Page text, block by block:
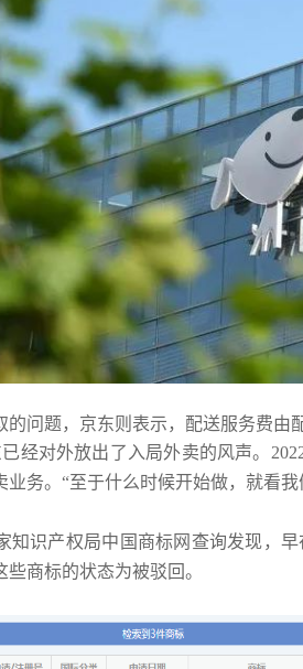
的问题，京东则表示，配送服务费由
经对外放出了入局外卖的风声。
业务。“至于什么时候开始做，就看
知识产权局中国商标网查询发现，
商标的状态为被驳回。